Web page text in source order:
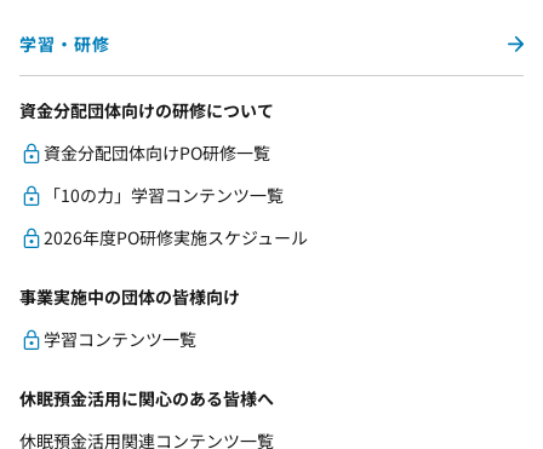
学習・研修
資金分配団体向けの研修について
資金分配団体向けPO研修一覧
「10の力」学習コンテンツ一覧
2026年度PO研修実施スケジュール
事業実施中の団体の皆様向け
学習コンテンツ一覧
休眠預金活用に関心のある皆様へ
休眠預金活用関連コンテンツ一覧